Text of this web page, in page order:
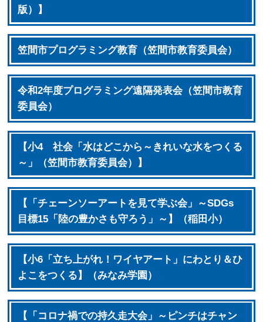
版）】
笠間市プログラミング教育（笠間市教育委員会）
令和2年度プログラミング遠隔発表会（笠間市教育
委員会）
【小4 社会「水はどこから～きれいな水をつくる
～」（笠間市教育委員会）】
【「チェーンソーアートを見て学ぶ会」～SDGs
目標15「陸の豊かさも守ろう」～】（稲田小）
【小6「立ち上がれ！ワイヤアート」にわとり＆ひ
よこをつくる】（みなみ学園）
【「コロナ禍での持久走大会」～ピンチはチャン